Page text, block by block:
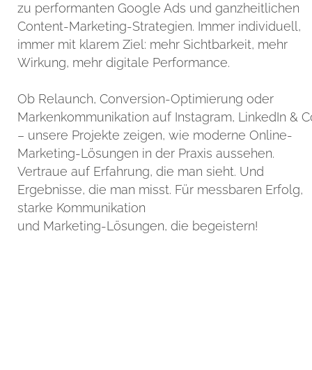
zu performanten Google Ads und ganzheitlichen
Content-Marketing-Strategien. Immer individuell,
immer mit klarem Ziel: mehr Sichtbarkeit, mehr
Wirkung, mehr digitale Performance.
Ob Relaunch, Conversion-Optimierung oder
Markenkommunikation auf Instagram, LinkedIn &
– unsere Projekte zeigen, wie moderne Online-
Marketing-Lösungen in der Praxis aussehen.
Vertraue auf Erfahrung, die man sieht. Und
Ergebnisse, die man misst. Für messbaren Erfolg,
starke Kommunikation
und Marketing-Lösungen, die begeistern!